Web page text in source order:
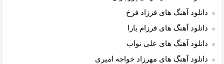
دانلود آهنگ های فرزاد فرخ
دانلود آهنگ های فرزام یارا
دانلود آهنگ های علی نواب
دانلود آهنگ های مهرزاد خواجه امیری